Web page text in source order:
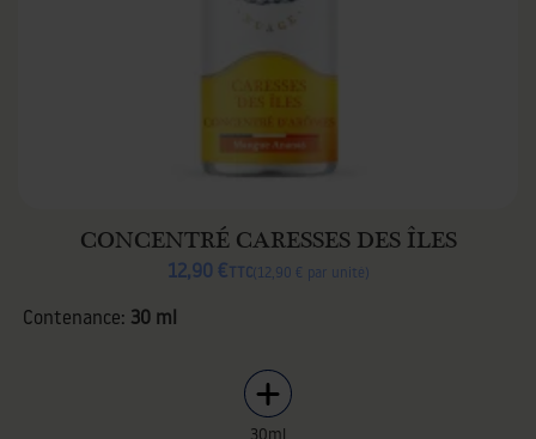
CONCENTRÉ CARESSES DES ÎLES
12,90 € TTC 12,90 € par unité
Contenance: 30 ml